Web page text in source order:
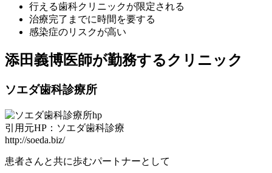
行える歯科クリニックが限定される
治療完了までに時間を要する
感染症のリスクが高い
添田義博医師が勤務するクリニック
ソエダ歯科診療所
引用元HP：ソエダ歯科診療
http://soeda.biz/
患者さんと共に歩むパートナーとして